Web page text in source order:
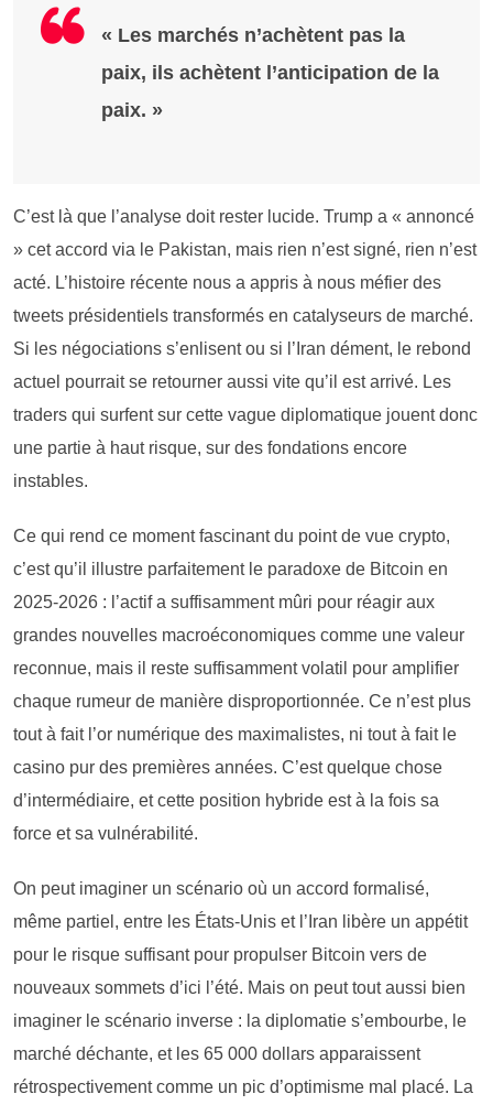
« Les marchés n’achètent pas la
paix, ils achètent l’anticipation de la
paix. »
C’est là que l’analyse doit rester lucide. Trump a « annoncé
» cet accord via le Pakistan, mais rien n’est signé, rien n’est
acté. L’histoire récente nous a appris à nous méfier des
tweets présidentiels transformés en catalyseurs de marché.
Si les négociations s’enlisent ou si l’Iran dément, le rebond
actuel pourrait se retourner aussi vite qu’il est arrivé. Les
traders qui surfent sur cette vague diplomatique jouent donc
une partie à haut risque, sur des fondations encore
instables.
Ce qui rend ce moment fascinant du point de vue crypto,
c’est qu’il illustre parfaitement le paradoxe de Bitcoin en
2025-2026 : l’actif a suffisamment mûri pour réagir aux
grandes nouvelles macroéconomiques comme une valeur
reconnue, mais il reste suffisamment volatil pour amplifier
chaque rumeur de manière disproportionnée. Ce n’est plus
tout à fait l’or numérique des maximalistes, ni tout à fait le
casino pur des premières années. C’est quelque chose
d’intermédiaire, et cette position hybride est à la fois sa
force et sa vulnérabilité.
On peut imaginer un scénario où un accord formalisé,
même partiel, entre les États-Unis et l’Iran libère un appétit
pour le risque suffisant pour propulser Bitcoin vers de
nouveaux sommets d’ici l’été. Mais on peut tout aussi bien
imaginer le scénario inverse : la diplomatie s’embourbe, le
marché déchante, et les 65 000 dollars apparaissent
rétrospectivement comme un pic d’optimisme mal placé. La